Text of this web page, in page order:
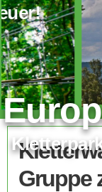
Erlebe
Gruppe